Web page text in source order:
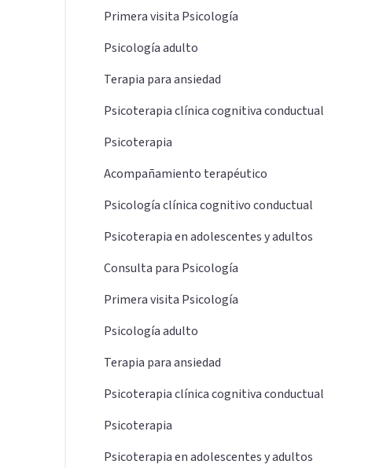
Primera visita Psicología
Psicología adulto
Terapia para ansiedad
Psicoterapia clínica cognitiva conductual
Psicoterapia
Acompañamiento terapéutico
Psicología clínica cognitivo conductual
Psicoterapia en adolescentes y adultos
Consulta para Psicología
Primera visita Psicología
Psicología adulto
Terapia para ansiedad
Psicoterapia clínica cognitiva conductual
Psicoterapia
Psicoterapia en adolescentes y adultos